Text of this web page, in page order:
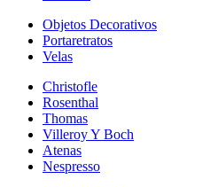
Objetos Decorativos
Portaretratos
Velas
Christofle
Rosenthal
Thomas
Villeroy Y Boch
Atenas
Nespresso